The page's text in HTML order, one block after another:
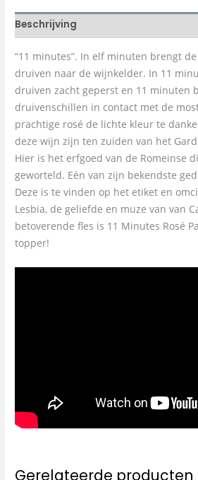
Beschrijving
“11 minutes”. In elf minuten brengt
druiven naar de wijnkelder. In 11
druiven zacht geperst en 11 minuten
druivenschillen in contact met de
prachtige rosé de lichte kleur te
deze wijn zijn ten zuiden van het
Hier is het erfgoed van de Romeinse
geworteld. Eén van zijn bekendste
Deze is te vinden op het etiket en
Lesbia, de geliefde en muze van van
betoverende fles is 11 Minutes Rosé
topper!
Gerelateerde producten